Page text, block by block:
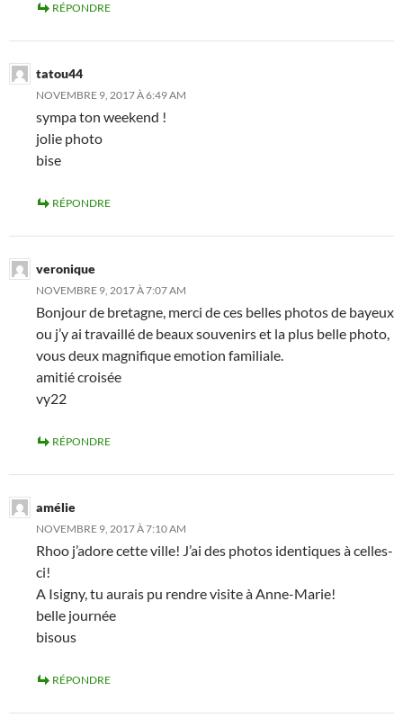
RÉPONDRE
tatou44
NOVEMBRE 9, 2017 À 6:49 AM
sympa ton weekend !
jolie photo
bise
RÉPONDRE
veronique
NOVEMBRE 9, 2017 À 7:07 AM
Bonjour de bretagne, merci de ces belles photos de bayeux
ou j’y ai travaillé de beaux souvenirs et la plus belle photo,
vous deux magnifique emotion familiale.
amitié croisée
vy22
RÉPONDRE
amélie
NOVEMBRE 9, 2017 À 7:10 AM
Rhoo j’adore cette ville! J’ai des photos identiques à celles-
ci!
A Isigny, tu aurais pu rendre visite à Anne-Marie!
belle journée
bisous
RÉPONDRE